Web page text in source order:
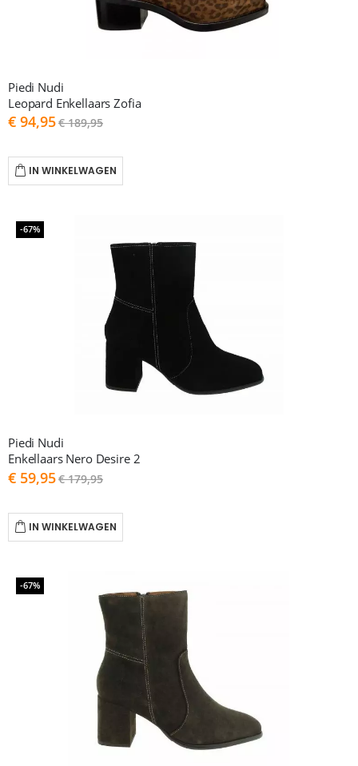
Piedi Nudi
Leopard Enkellaars Zofia
As
low
€ 94,95€ 189,95
IN WINKELWAGEN
-67%
Piedi Nudi
Enkellaars Nero Desire 2
As
low
€ 59,95€ 179,95
IN WINKELWAGEN
-67%